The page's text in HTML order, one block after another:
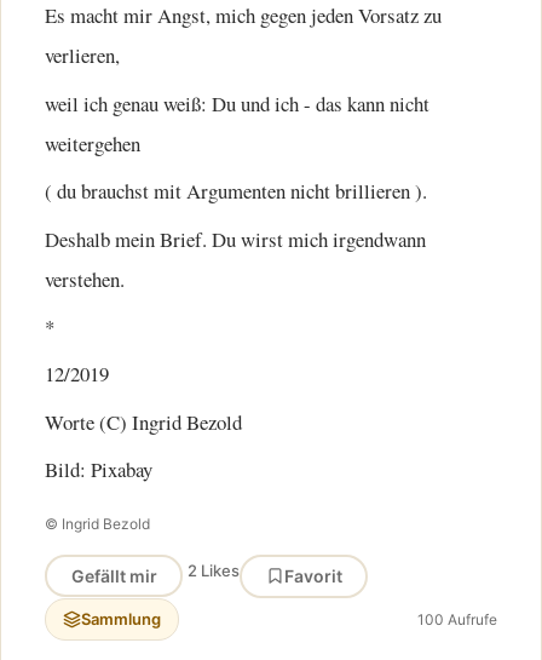
Es macht mir Angst, mich gegen jeden Vorsatz zu
verlieren,
weil ich genau weiß: Du und ich - das kann nicht
weitergehen
( du brauchst mit Argumenten nicht brillieren ).
Deshalb mein Brief. Du wirst mich irgendwann
verstehen.
*
12/2019
Worte (C) Ingrid Bezold
Bild: Pixabay
© Ingrid Bezold
Gefällt mir 2 Likes Favorit
Sammlung 100 Aufrufe